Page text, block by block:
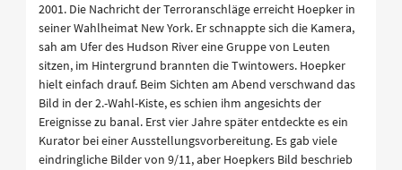
2001. Die Nachricht der Terroranschläge erreicht Hoepker in
seiner Wahlheimat New York. Er schnappte sich die Kamera,
sah am Ufer des Hudson River eine Gruppe von Leuten
sitzen, im Hintergrund brannten die Twintowers. Hoepker
hielt einfach drauf. Beim Sichten am Abend verschwand das
Bild in der 2.-Wahl-Kiste, es schien ihm angesichts der
Ereignisse zu banal. Erst vier Jahre später entdeckte es ein
Kurator bei einer Ausstellungsvorbereitung. Es gab viele
eindringliche Bilder von 9/11, aber Hoepkers Bild beschrieb